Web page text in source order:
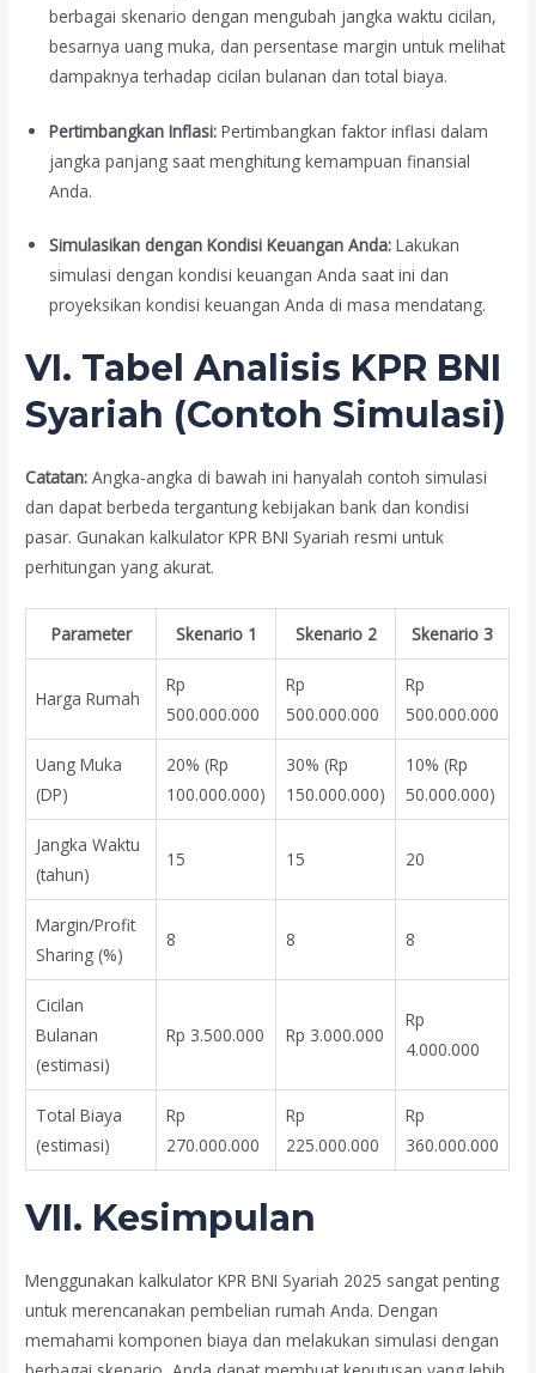
berbagai skenario dengan mengubah jangka waktu cicilan,
besarnya uang muka, dan persentase margin untuk melihat
dampaknya terhadap cicilan bulanan dan total biaya.
Pertimbangkan Inflasi: Pertimbangkan faktor inflasi dalam
jangka panjang saat menghitung kemampuan finansial
Anda.
Simulasikan dengan Kondisi Keuangan Anda: Lakukan
simulasi dengan kondisi keuangan Anda saat ini dan
proyeksikan kondisi keuangan Anda di masa mendatang.
VI. Tabel Analisis KPR BNI
Syariah (Contoh Simulasi)
Catatan: Angka-angka di bawah ini hanyalah contoh simulasi
dan dapat berbeda tergantung kebijakan bank dan kondisi
pasar. Gunakan kalkulator KPR BNI Syariah resmi untuk
perhitungan yang akurat.
Parameter Skenario 1 Skenario 2 Skenario 3
Harga Rumah
Rp
500.000.000
Rp
500.000.000
Rp
500.000.000
Uang Muka
(DP)
20% (Rp
100.000.000)
30% (Rp
150.000.000)
10% (Rp
50.000.000)
Jangka Waktu
(tahun)
15 15 20
Margin/Profit
Sharing (%)
8 8 8
Cicilan
Bulanan
(estimasi)
Rp 3.500.000 Rp 3.000.000
Rp
4.000.000
Total Biaya
(estimasi)
Rp
270.000.000
Rp
225.000.000
Rp
360.000.000
VII. Kesimpulan
Menggunakan kalkulator KPR BNI Syariah 2025 sangat penting
untuk merencanakan pembelian rumah Anda. Dengan
memahami komponen biaya dan melakukan simulasi dengan